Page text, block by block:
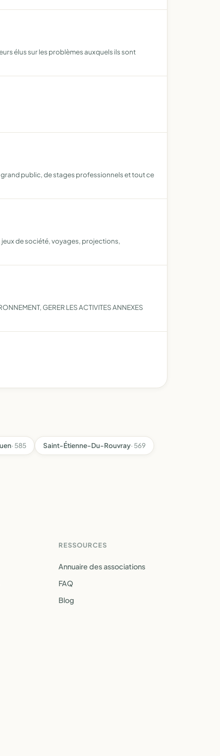
élus sur les problèmes auxquels ils sont
public, de stages professionnels et tout ce
de société, voyages, projections,
GERER LES ACTIVITES ANNEXES
· 585 Saint-Étienne-Du-Rouvray· 569
RESSOURCES
Annuaire des associations
FAQ
Blog